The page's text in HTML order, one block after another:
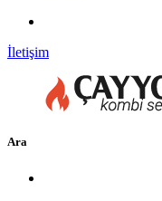
İletişim
Ara